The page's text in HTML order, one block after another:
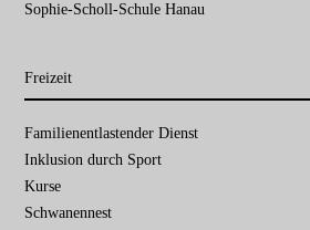
Sophie-Scholl-Schule Hanau
Freizeit
Navigation
überspringen
Familien­entlastender Dienst
Inklusion durch Sport
Kurse
Schwanennest